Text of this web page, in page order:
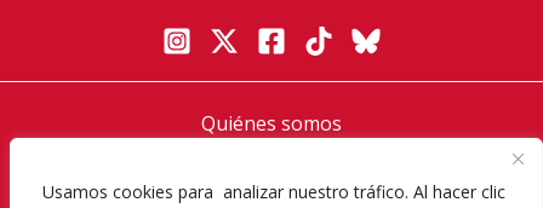
Usamos cookies para analizar nuestro tráfico. Al hacer clic
Quiénes somos
Aviso Legal